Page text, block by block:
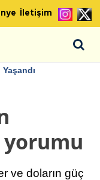
İletişim
ve doların güç